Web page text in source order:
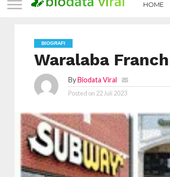
HOME
BIOGRAFI
Waralaba
By Biodata Viral
Posted on 22 Juli 2023